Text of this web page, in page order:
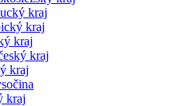
kraj
kraj
kraj
kraj
kraj
kraj